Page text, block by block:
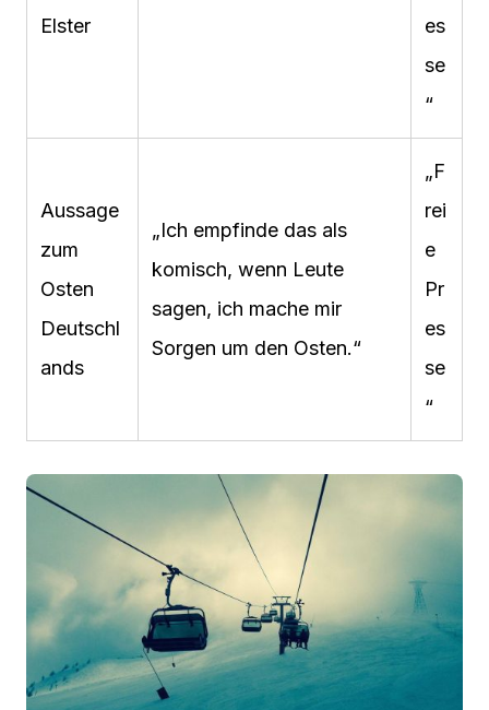
Elster
es
se
“
Aussage
zum
Osten
Deutschl
ands
„Ich empfinde das als
komisch, wenn Leute
sagen, ich mache mir
Sorgen um den Osten.“
„F
rei
e
Pr
es
se
“